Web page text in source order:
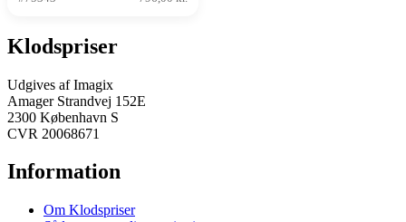
Klodspriser
Udgives af Imagix
Amager Strandvej 152E
2300 København S
CVR 20068671
Information
Om Klodspriser